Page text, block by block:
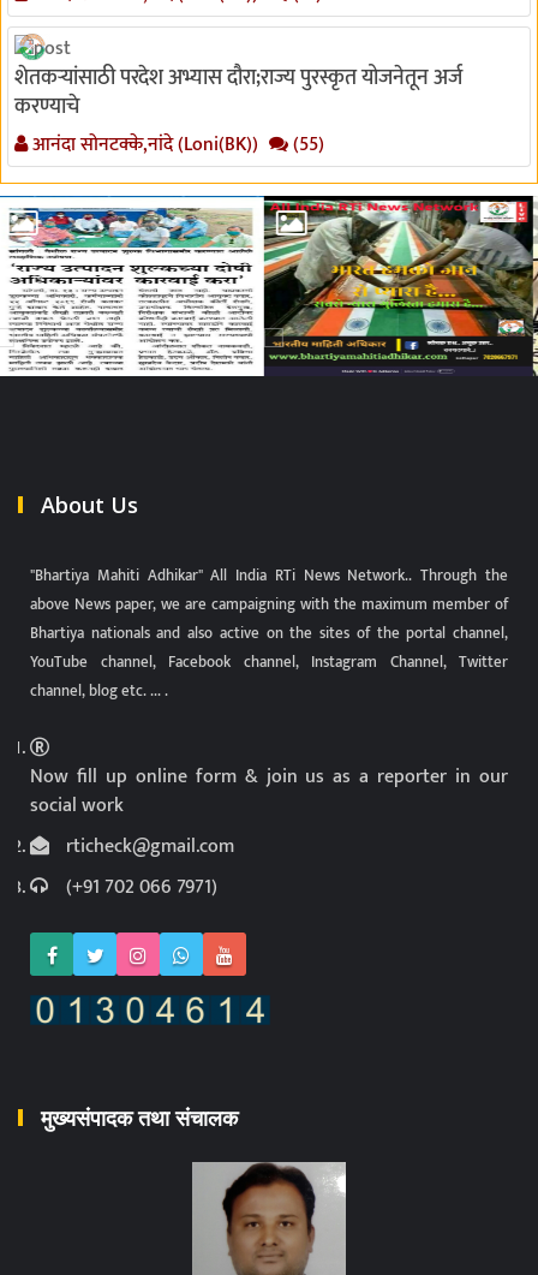
शेतकऱ्यांसाठी परदेश अभ्यास दौरा;राज्य पुरस्कृत योजनेतून अर्ज
करण्याचे
आनंदा सोनटक्के,नांदे (Loni(BK)) (55)
About Us
"Bhartiya Mahiti Adhikar" All India RTi News Network.. Through the
above News paper, we are campaigning with the maximum member of
Bhartiya nationals and also active on the sites of the portal channel,
YouTube channel, Facebook channel, Instagram Channel, Twitter
channel, blog etc. ... .
Now fill up online form & join us as a reporter in our
social work
rticheck@gmail.com
(+91 702 066 7971)
मुख्यसंपादक तथा संचालक